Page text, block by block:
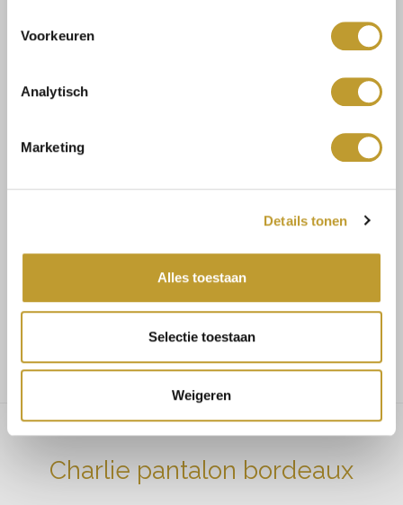
Voorkeuren
Analytisch
Marketing
Details tonen
Alles toestaan
Selectie toestaan
Weigeren
Versandkosten und
Schnelle Lieferung
Niedrige Versandkosten
Charlie pantalon bordeaux